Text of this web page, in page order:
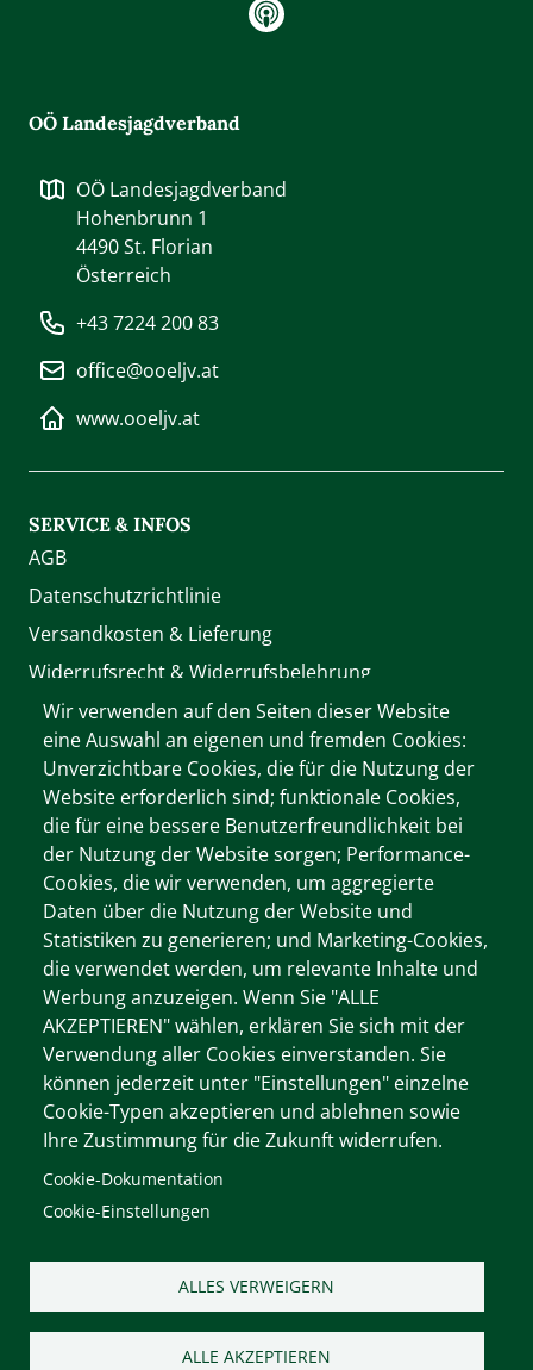
OÖ Landesjagdverband
OÖ Landesjagdverband
Hohenbrunn 1
4490St. Florian
Österreich
+43 7224 200 83
office@ooeljv.at
www.ooeljv.at
SERVICE & INFOS
AGB
Datenschutzrichtlinie
Versandkosten & Lieferung
Widerrufsrecht & Widerrufsbelehrung
Zahlung
WIR AKZEPTIEREN
Wichtige Informationen
Cookie-Dokumentation
Cookie-Einstellungen
Impressum
Unsere Webseiten
https://www.ooeljv.at
https://www.fragen-zur-jagd.at
https://www.jagdfakten.at
Instagram
YouTube Channel
Wir verwenden auf den Seiten dieser Website
eine Auswahl an eigenen und fremden Cookies:
Unverzichtbare Cookies, die für die Nutzung der
Website erforderlich sind; funktionale Cookies,
die für eine bessere Benutzerfreundlichkeit bei
der Nutzung der Website sorgen; Performance-
Cookies, die wir verwenden, um aggregierte
Daten über die Nutzung der Website und
Statistiken zu generieren; und Marketing-Cookies,
die verwendet werden, um relevante Inhalte und
Werbung anzuzeigen. Wenn Sie "ALLE
AKZEPTIEREN" wählen, erklären Sie sich mit der
Verwendung aller Cookies einverstanden. Sie
können jederzeit unter "Einstellungen" einzelne
Cookie-Typen akzeptieren und ablehnen sowie
Ihre Zustimmung für die Zukunft widerrufen.
Cookie-Dokumentation
Cookie-Einstellungen
ALLES VERWEIGERN
ALLE AKZEPTIEREN